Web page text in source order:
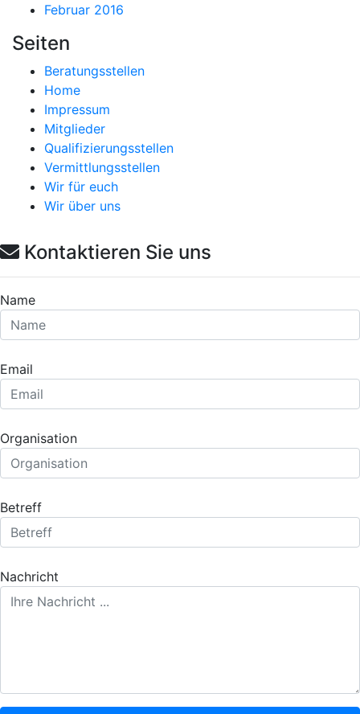
Februar 2016
Seiten
Beratungsstellen
Home
Impressum
Mitglieder
Qualifizierungsstellen
Vermittlungsstellen
Wir für euch
Wir über uns
Kontaktieren Sie uns
Name
Email
Organisation
Betreff
Nachricht